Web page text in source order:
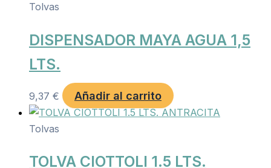
Tolvas
DISPENSADOR MAYA AGUA 1,5
LTS.
9,37 € Añadir al carrito
Tolvas
TOLVA CIOTTOLI 1.5 LTS.